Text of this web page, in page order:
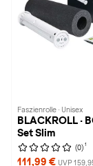
Faszienrolle · Unisex
BLACKROLL ·
Set Slim
(0) 1
111,99 € UVP